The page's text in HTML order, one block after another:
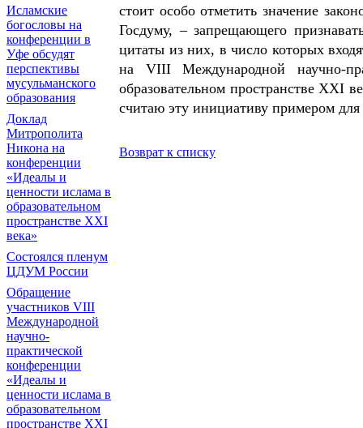
Исламские
богословы на
конференции в
Уфе обсудят
перспективы
мусульманского
образования
Доклад
Митрополита
Никона на
конференции
«Идеалы и
ценности ислама в
образовательном
пространстве XXI
века»
Состоялся пленум
ЦДУМ России
Обращение
участников VIII
Международной
научно-
практической
конференции
«Идеалы и
ценности ислама в
образовательном
пространстве XXI
стоит особо отметить значение
Госдуму, – запрещающего
цитаты из них, в число которых
на VIII Международной научно-
образовательном пространстве XXI
считаю эту инициативу примером
Возврат к списку